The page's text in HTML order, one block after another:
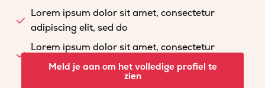
Lorem ipsum dolor sit amet, consectetur
adipiscing elit, sed do
Lorem ipsum dolor sit amet, consectetur
adipiscing elit, sed do
Lorem ipsum dolor sit amet, consectetur
Meld je aan om het volledige profiel te
zien